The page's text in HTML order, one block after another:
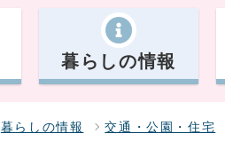
暮らしの情報
暮らしの情報 交通・公園・住宅